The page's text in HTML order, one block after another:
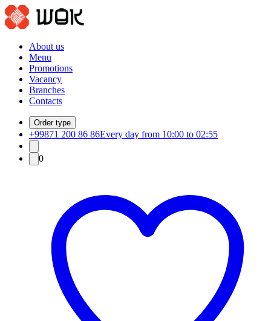
About us
Menu
Promotions
Vacancy
Branches
Contacts
Order type
+99871 200 86 86Every day from 10:00 to 02:55
0